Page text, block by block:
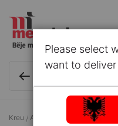
Kreu Aksesorë makinash
Please select
want to deliver